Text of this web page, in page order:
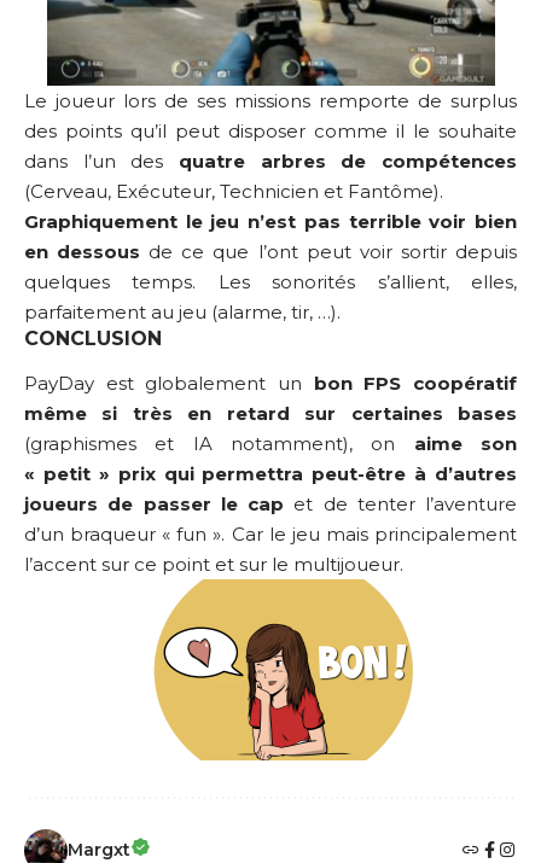
Le joueur lors de ses missions remporte de surplus
des points qu’il peut disposer comme il le souhaite
dans l’un des quatre arbres de compétences
(Cerveau, Exécuteur, Technicien et Fantôme).
Graphiquement le jeu n’est pas terrible voir bien
en dessous de ce que l’ont peut voir sortir depuis
quelques temps. Les sonorités s’allient, elles,
parfaitement au jeu (alarme, tir, …).
CONCLUSION
PayDay est globalement un bon FPS coopératif
même si très en retard sur certaines bases
(graphismes et IA notamment), on aime son
« petit » prix qui permettra peut-être à d’autres
joueurs de passer le cap et de tenter l’aventure
d’un braqueur « fun ». Car le jeu mais principalement
l’accent sur ce point et sur le multijoueur.
Margxt